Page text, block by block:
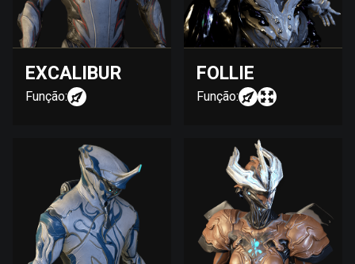
EXCALIBUR
Função:
FOLLIE
Função: